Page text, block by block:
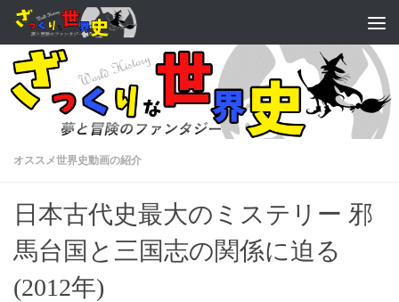
オススメ世界史動画の紹介
日本古代史最大のミステリー 邪
馬台国と三国志の関係に迫る
(2012年)